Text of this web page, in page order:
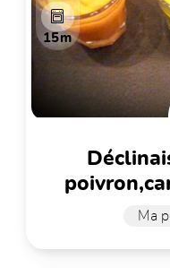
15m
déclinaison de verrines
Ma